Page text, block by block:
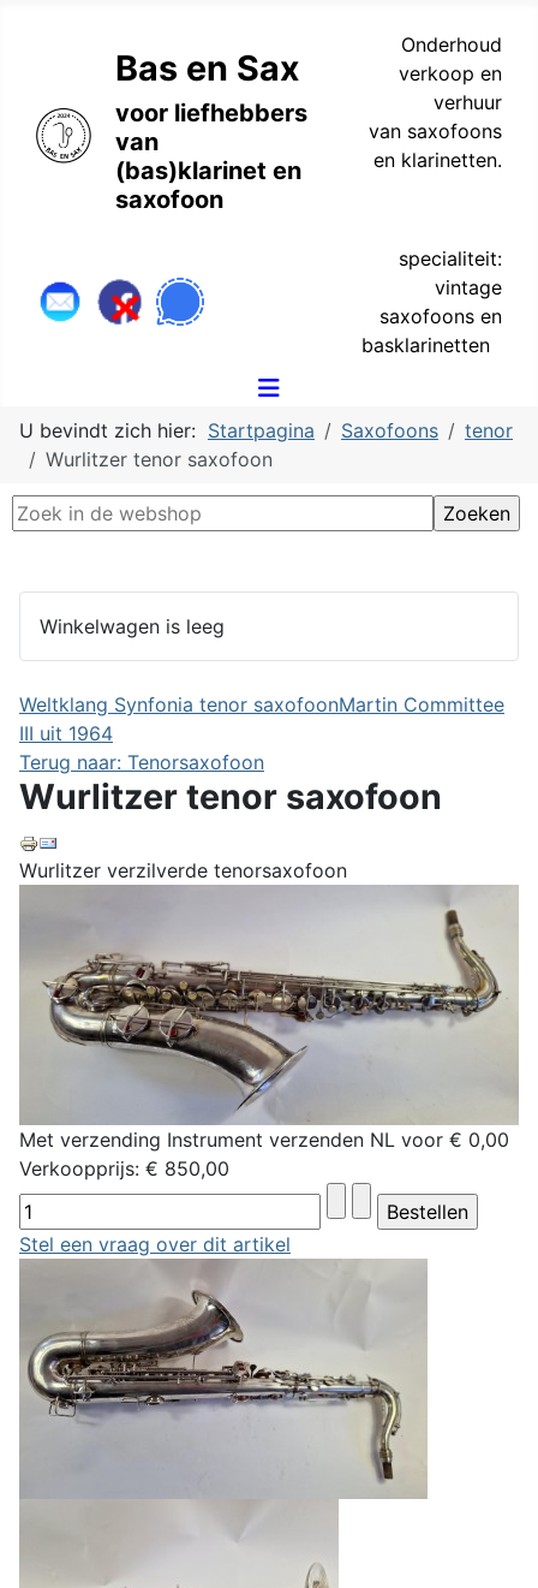
Bas en Sax
voor liefhebbers
van
(bas)klarinet en
saxofoon
Onderhoud
verkoop en
verhuur
van saxofoons
en klarinetten.
specialiteit:
vintage
saxofoons en
basklarinetten
U bevindt zich hier: Startpagina Saxofoons
tenor
Wurlitzer tenor saxofoon
Winkelwagen is leeg
Weltklang Synfonia tenor saxofoonMartin Committee
III uit 1964
Terug naar: Tenorsaxofoon
Wurlitzer tenor saxofoon
Wurlitzer verzilverde tenorsaxofoon
Met verzending Instrument verzenden NL voor € 0,00
Verkoopprijs: € 850,00
Stel een vraag over dit artikel